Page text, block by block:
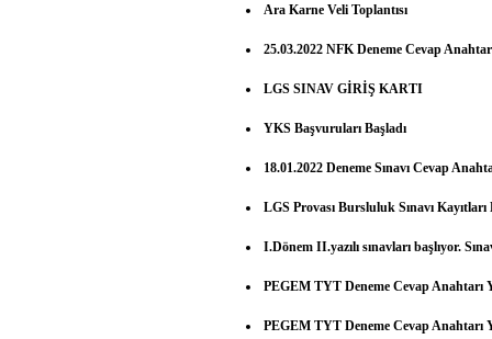
Ara Karne Veli Toplantısı
25.03.2022 NFK Deneme Cevap
LGS SINAV GİRİŞ KARTI
YKS Başvuruları Başladı
18.01.2022 Deneme Sınavı Cevap
LGS Provası Bursluluk Sınavı Kayıtları
I.Dönem II.yazılı sınavları başlıyor.
PEGEM TYT Deneme Cevap Anahtarı
PEGEM TYT Deneme Cevap Anahtarı